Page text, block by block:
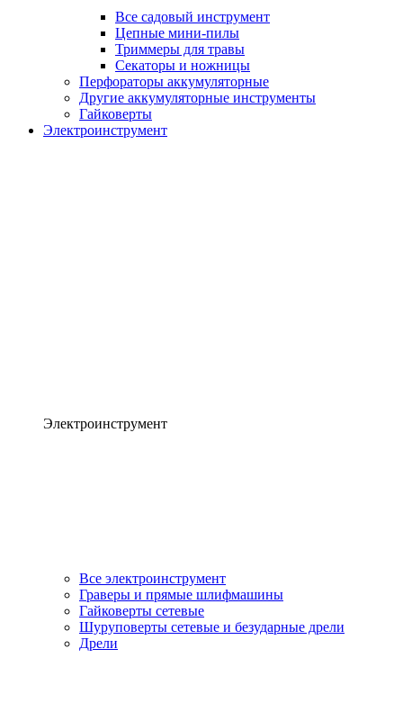
Все садовый инструмент
Цепные мини-пилы
Триммеры для травы
Секаторы и ножницы
Перфораторы аккумуляторные
Другие аккумуляторные инструменты
Гайковерты
Электроинструмент
Электроинструмент
Все электроинструмент
Граверы и прямые шлифмашины
Гайковерты сетевые
Шуруповерты сетевые и безударные дрели
Дрели